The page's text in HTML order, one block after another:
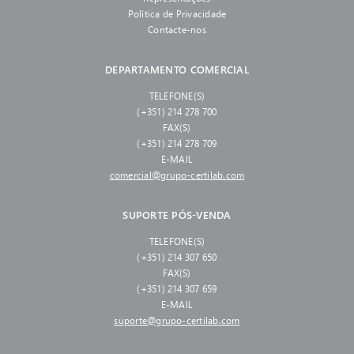
Política de Privacidade
Contacte-nos
DEPARTAMENTO COMERCIAL
TELEFONE(S)
(+351) 214 278 700
FAX(S)
(+351) 214 278 709
E-MAIL
comercial@grupo-certilab.com
SUPORTE PÓS-VENDA
TELEFONE(S)
(+351) 214 307 650
FAX(S)
(+351) 214 307 659
E-MAIL
suporte@grupo-certilab.com